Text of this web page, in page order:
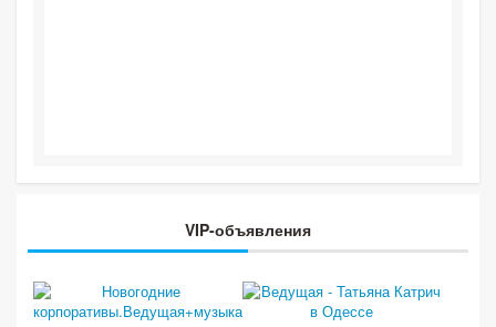
VIP-объявления